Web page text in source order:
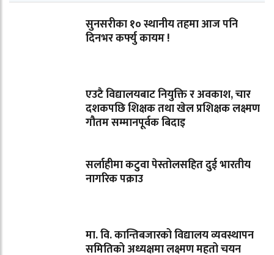
सुनसरीका १० स्थानीय तहमा आज पनि
दिनभर कर्फ्यु कायम !
एउटै विद्यालयबाट नियुक्ति र अवकाश, चार
दशकपछि शिक्षक तथा खेल प्रशिक्षक लक्ष्मण
गौतम सम्मानपूर्वक बिदाइ
सर्लाहीमा कटुवा पेस्तोलसहित दुई भारतीय
नागरिक पक्राउ
मा. वि. कान्तिबजारको विद्यालय व्यवस्थापन
समितिको अध्यक्षमा लक्ष्मण महतो चयन